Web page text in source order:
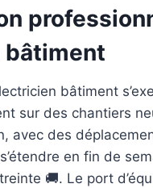
bâtiment
bâtiment
sur des chantiers
avec des
en fin de
🚚. Le port